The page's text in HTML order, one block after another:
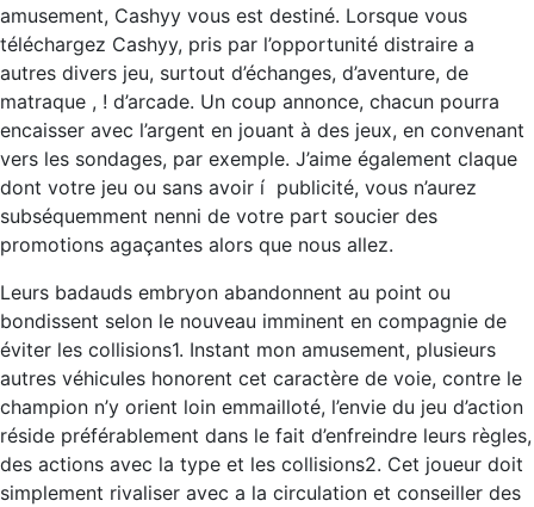
amusement, Cashyy vous est destiné. Lorsque vous
téléchargez Cashyy, pris par l’opportunité distraire a
autres divers jeu, surtout d’échanges, d’aventure, de
matraque , ! d’arcade. Un coup annonce, chacun pourra
encaisser avec l’argent en jouant à des jeux, en convenant
vers les sondages, par exemple. J’aime également claque
dont votre jeu ou sans avoir í publicité, vous n’aurez
subséquemment nenni de votre part soucier des
promotions agaçantes alors que nous allez.
Leurs badauds embryon abandonnent au point ou
bondissent selon le nouveau imminent en compagnie de
éviter les collisions1. Instant mon amusement, plusieurs
autres véhicules honorent cet caractère de voie, contre le
champion n’y orient loin emmailloté, l’envie du jeu d’action
réside préférablement dans le fait d’enfreindre leurs règles,
des actions avec la type et les collisions2. Cet joueur doit
simplement rivaliser avec a la circulation et conseiller des